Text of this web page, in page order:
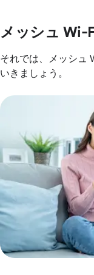
メッシュ Wi-
それでは、メッシュ
いきましょう。